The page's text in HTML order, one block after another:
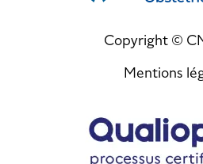
Copyright ©
Mentions